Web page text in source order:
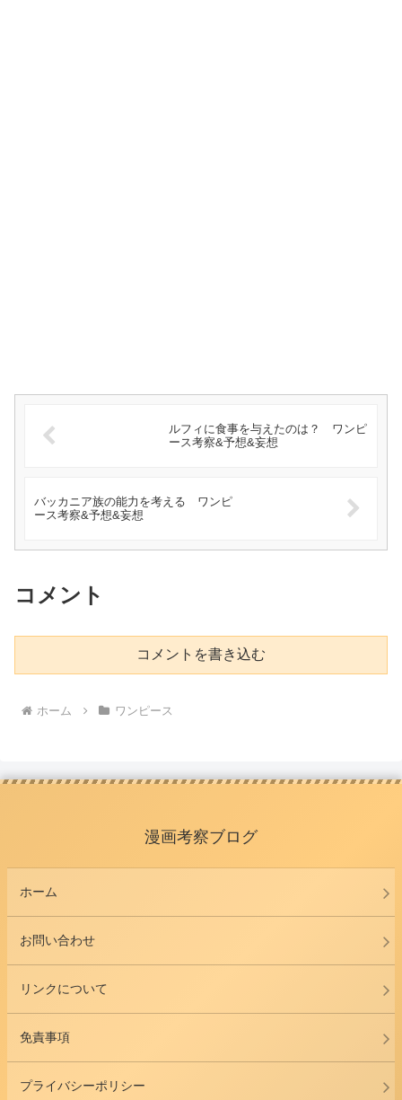
ルフィに食事を与えたのは？ ワンピ
ース考察&予想&妄想
バッカニア族の能力を考える ワンピ
ース考察&予想&妄想
コメント
コメントを書き込む
ホーム ワンピース
漫画考察ブログ
ホーム
お問い合わせ
リンクについて
免責事項
プライバシーポリシー